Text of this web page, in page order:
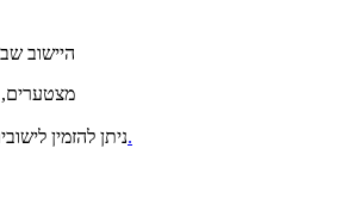
היישוב
ניתן להזמיןחנויות המותג.